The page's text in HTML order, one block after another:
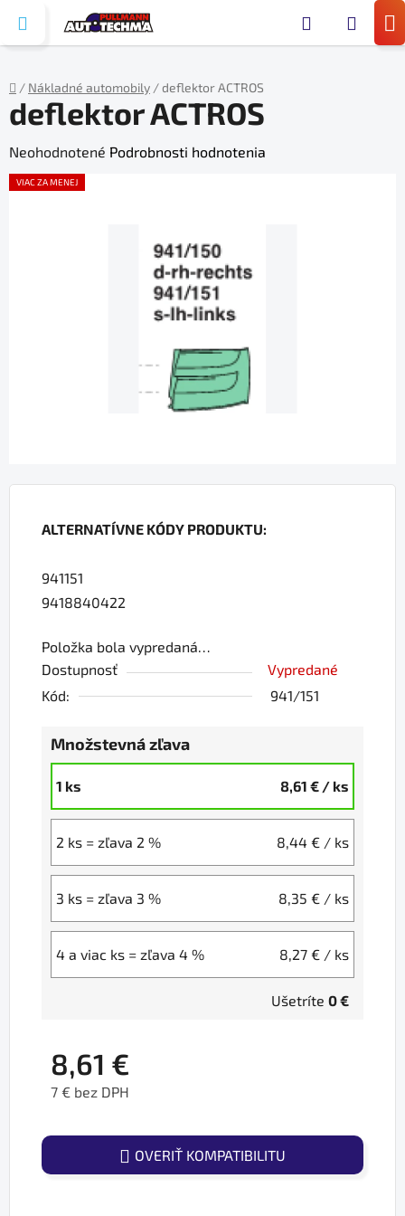
obsah
Domov
/ Nákladné automobily /deflektor ACTROS
ALTERNATÍVNE KÓDY PRODUKTU:
941151
9418840422
Položka bola vypredaná…
Dostupnosť
Vypredané
Kód:
941/151
Množstevná zľava
1 ks 8,61 € / ks
2 ks = zľava 2 % 8,44 € / ks
3 ks = zľava 3 % 8,35 € / ks
4 a viac ks = zľava 4 % 8,27 € / ks
Ušetríte 0 €
8,61 €
7 € bez DPH
OVERIŤ KOMPATIBILITU
deflektor ACTROS
Priemerné
hodnotenie
Neohodnotené Podrobnosti hodnotenia
VIAC ZA MENEJ